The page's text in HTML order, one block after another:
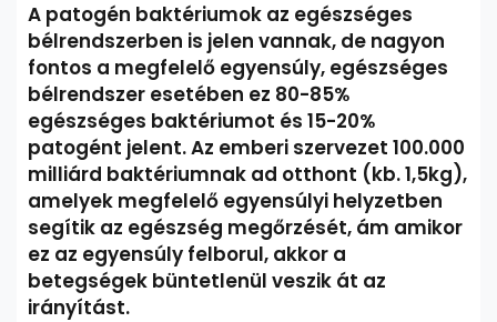
A patogén baktériumok az egészséges
bélrendszerben is jelen vannak, de nagyon
fontos a megfelelő egyensúly, egészséges
bélrendszer esetében ez 80-85%
egészséges baktériumot és 15-20%
patogént jelent. Az emberi szervezet 100.000
milliárd baktériumnak ad otthont (kb. 1,5kg),
amelyek megfelelő egyensúlyi helyzetben
segítik az egészség megőrzését, ám amikor
ez az egyensúly felborul, akkor a
betegségek büntetlenül veszik át az
irányítást.